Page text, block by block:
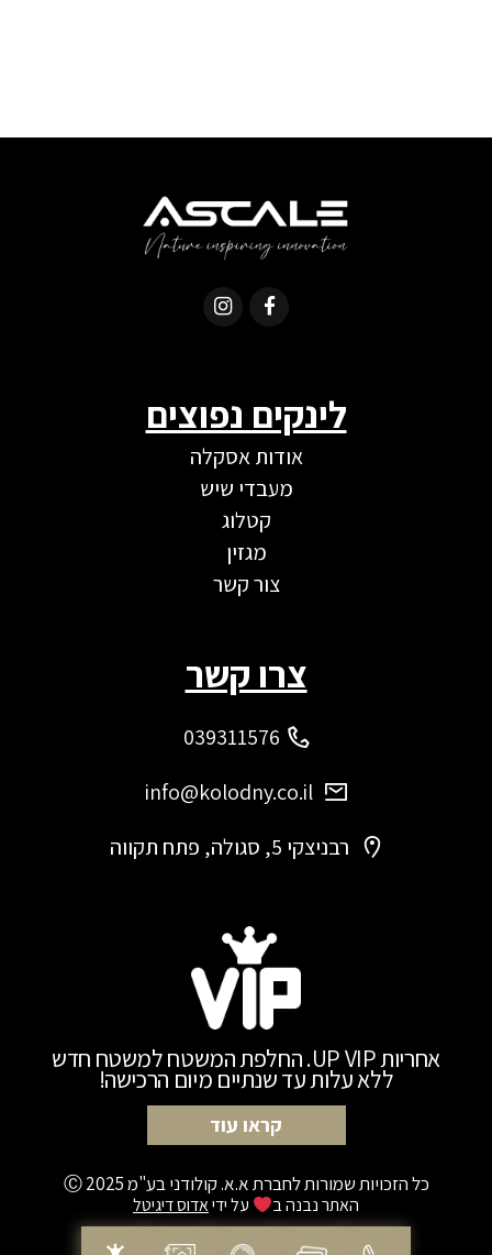
לינקים נפוצים
אודות אסקלה
מעבדי שיש
קטלוג
מגזין
צור קשר
צרו קשר
039311576
רבניצקי 5, סגולה, פתח תקווה
אחריות UP VIP. החלפת המשטח למשטח חדש
ללא עלות עד שנתיים מיום הרכישה!
קראו עוד
כל הזכויות שמורות לחברת א.א. קולודני בע"מ 2025 Ⓒ
האתר נבנה ב על ידיאדוס דיגיטל